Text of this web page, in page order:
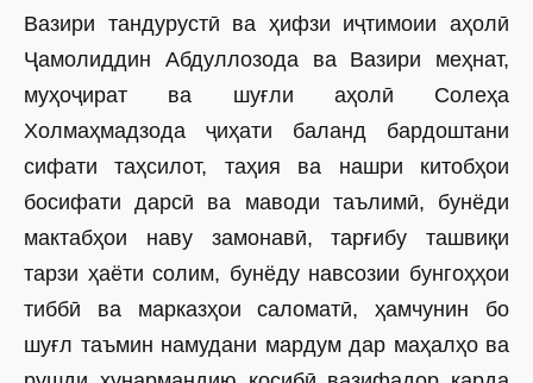
Вазири тандурустӣ ва ҳифзи иҷтимоии аҳолӣ
Ҷамолиддин Абдуллозода ва Вазири меҳнат,
муҳоҷират ва шуғли аҳолӣ Солеҳа
Холмаҳмадзода ҷиҳати баланд бардоштани
сифати таҳсилот, таҳия ва нашри китобҳои
босифати дарсӣ ва маводи таълимӣ, бунёди
мактабҳои наву замонавӣ, тарғибу ташвиқи
тарзи ҳаёти солим, бунёду навсозии бунгоҳҳои
тиббӣ ва марказҳои саломатӣ, ҳамчунин бо
шуғл таъмин намудани мардум дар маҳалҳо ва